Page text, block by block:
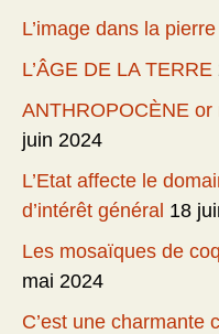
L’image dans la pierre
L’ÂGE DE LA TERRE
ANTHROPOCÈNE
juin 2024
L’Etat affecte le
d’intérêt général 18
Les mosaïques de
mai 2024
C’est une charmante